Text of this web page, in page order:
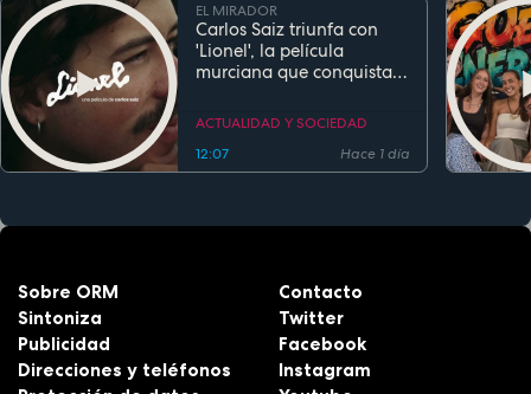
EL MIRADOR
Carlos Saiz triunfa con
'Lionel', la película
murciana que conquista
estreno
ACTUALIDAD Y SOCIEDAD
12:07
Hace 1 día
Sobre ORM
Sintoniza
Publicidad
Direcciones y teléfonos
Contacto
Twitter
Facebook
Instagram